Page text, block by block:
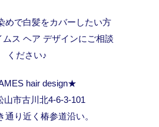
めで白髪をカバーしたい方
ムス ヘア デザインにご相談
ください♪
hair design★
山市古川北4-6-3-101
通り近く椿参道沿い。